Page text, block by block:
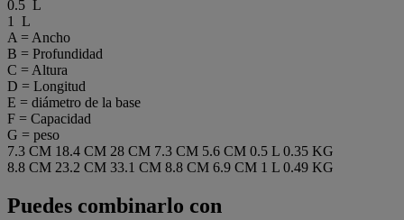
0.5 L
1 L
A = Ancho
B = Profundidad
C = Altura
D = Longitud
E = diámetro de la base
F = Capacidad
G = peso
7.3 CM 18.4 CM 28 CM 7.3 CM 5.6 CM 0.5 L 0.35 KG
8.8 CM 23.2 CM 33.1 CM 8.8 CM 6.9 CM 1 L 0.49 KG
Puedes combinarlo con